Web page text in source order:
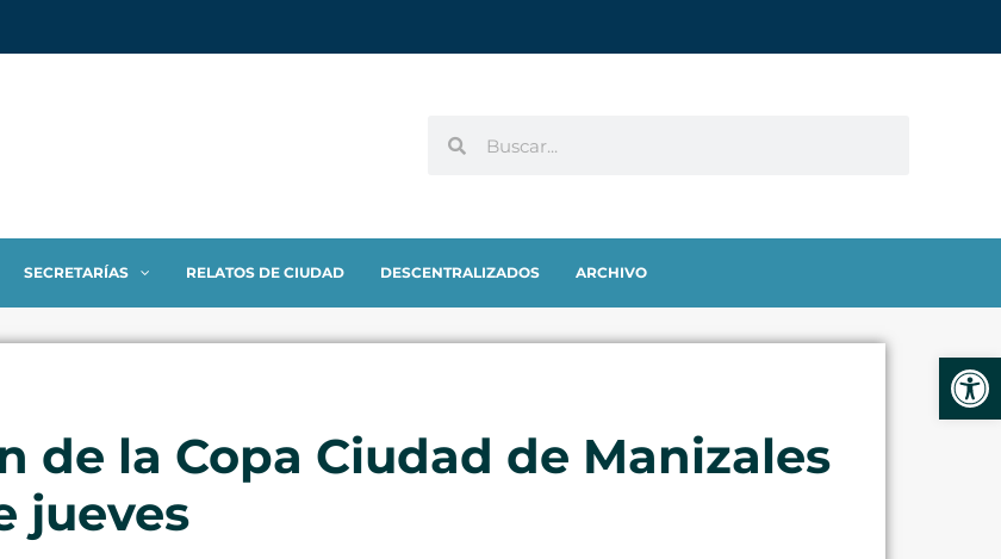
SECRETARÍAS RELATOS DE CIUDAD DESCENTRALIZADOS ARCHIVO
de la Copa Ciudad de Manizales
jueves